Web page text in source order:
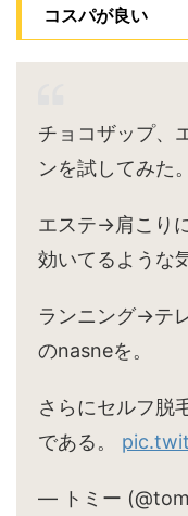
コスパが良い
チョコザップ、
ンを試してみた。
エステ→肩こり
効いてるような
ランニング→テ
のnasneを。
さらにセルフ脱
である。
— トミー